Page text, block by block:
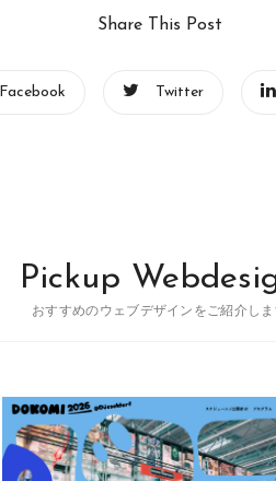
Share This Post
Facebook Twitter
Pickup
おすすめのウェブデザインをご紹介しま